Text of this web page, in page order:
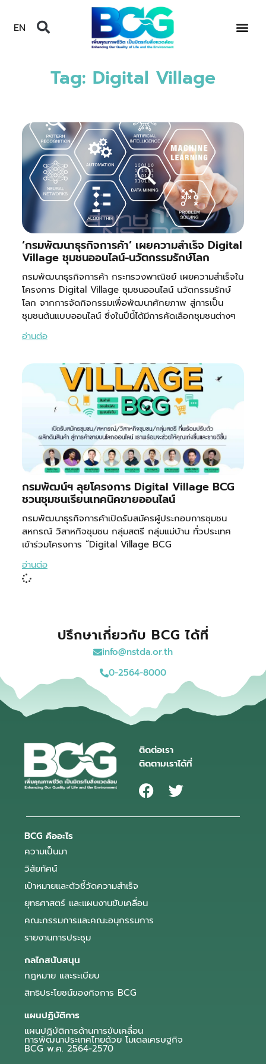
EN
Tag: Digital Village
‘กรมพัฒนาธุรกิจการค้า’ เผยความสำเร็จ Digital
Village ชุมชนออนไลน์-นวัตกรรมรักษ์โลก
กรมพัฒนาธุรกิจการค้า กระทรวงพาณิชย์ เผยความสำเร็จใน
โครงการ Digital Village ชุมชนออนไลน์ นวัตกรรมรักษ์
โลก จากการจัดกิจกรรมเพื่อพัฒนาศักยภาพ สู่การเป็น
ชุมชนต้นแบบออนไลน์ ซึ่งในปีนี้ได้มีการคัดเลือกชุมชนต่างๆ
อ่านต่อ
กรมพัฒน์ฯ ลุยโครงการ Digital Village BCG
ชวนชุมชนเรียนเทคนิคขายออนไลน์
กรมพัฒนาธุรกิจการค้าเปิดรับสมัครผู้ประกอบการชุมชน
สหกรณ์ วิสาหกิจชุมชน กลุ่มสตรี กลุ่มแม่บ้าน ทั่วประเทศ
เข้าร่วมโครงการ “Digital Village BCG
อ่านต่อ
ปรึกษาเกี่ยวกับ BCG ได้ที่
info@nstda.or.th
0-2564-8000
ติดต่อเรา
ติดตามเราได้ที่
BCG คืออะไร
ความเป็นมา
วิสัยทัศน์
เป้าหมายและตัวชี้วัดความสำเร็จ
ยุทธศาสตร์ และแผนงานขับเคลื่อน
คณะกรรมการและคณะอนุกรรมการ
รายงานการประชุม
กลไกสนับสนุน
กฎหมาย และระเบียบ
สิทธิประโยชน์ของกิจการ BCG
แผนปฏิบัติการ
แผนปฏิบัติการด้านการขับเคลื่อน
การพัฒนาประเทศไทยด้วย โมเดลเศรษฐกิจ
BCG พ.ศ. 2564-2570